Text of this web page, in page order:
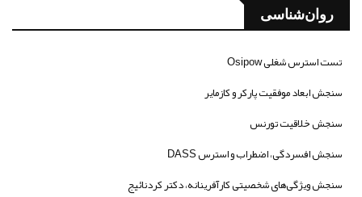
روان‌شناسی
تست استرس شغلی Osipow
سنجش ابعاد موفقیت پارکر و کازمایر
سنجش خلاقیت تورنس
سنجش افسردگی، اضطراب و استرس DASS
سنجش ویژگی‌های شخصیتی کارآفرینانه، دکتر کردنائیج